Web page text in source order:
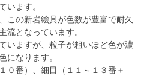
います。
この新岩絵具が色数が豊富で耐久
流となっています。
いますが、粒子が粗いほど色が濃
になります。
０番）、細目（１１～１３番＋